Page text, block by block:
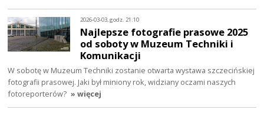
2026-03-03, godz. 21:10
Najlepsze fotografie prasowe 2025
od soboty w Muzeum Techniki i
Komunikacji
W sobotę w Muzeum Techniki zostanie otwarta wystawa szczecińskiej
fotografii prasowej. Jaki był miniony rok, widziany oczami naszych
fotoreporterów? » więcej